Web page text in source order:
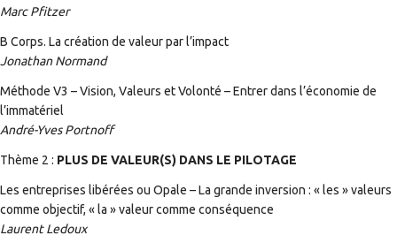
Marc Pfitzer
B Corps. La création de valeur par l’impact
Jonathan Normand
Méthode V3 – Vision, Valeurs et Volonté – Entrer dans l’économie de
l’immatériel
André-Yves Portnoff
Thème 2 : PLUS DE VALEUR(S) DANS LE PILOTAGE
Les entreprises libérées ou Opale – La grande inversion : « les » valeurs
comme objectif, « la » valeur comme conséquence
Laurent Ledoux